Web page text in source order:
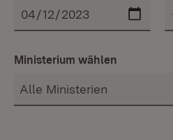
Ministerium wählen